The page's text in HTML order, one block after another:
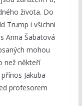
života. Do
Trump i všichni
Anna Šabatová
mohou
než někteří
Jakuba
profesorem